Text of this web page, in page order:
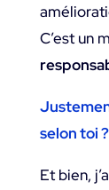
C’est un
selon toi ?
Et bien,